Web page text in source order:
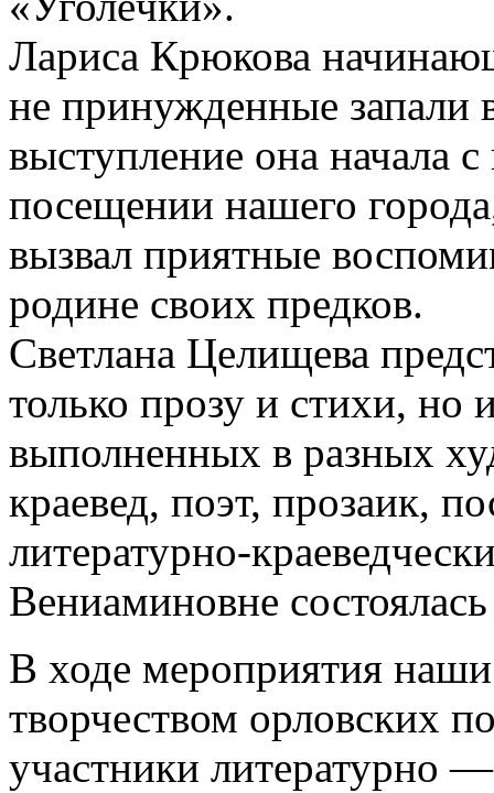
Лариса Крюкова
не принужденные запали
выступление она начала
посещении нашего
вызвал приятные
родине своих предков.
Светлана Целищева
только прозу и стихи, но
выполненных в разных
краевед, поэт, прозаик,
литературно-
Вениаминовне
В ходе мероприятия
творчеством орловских
участники литературно —